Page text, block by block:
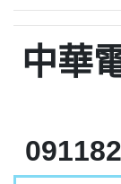
中華